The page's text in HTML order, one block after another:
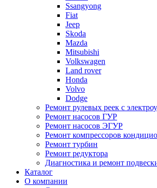
Ssangyong
Fiat
Jeep
Skoda
Mazda
Mitsubishi
Volkswagen
Land rover
Honda
Volvo
Dodge
Ремонт рулевых реек с
Ремонт насосов ГУР
Ремонт насосов ЭГУР
Ремонт компрессоров
Ремонт турбин
Ремонт редуктора
Диагностика и ремонт
Каталог
О компании